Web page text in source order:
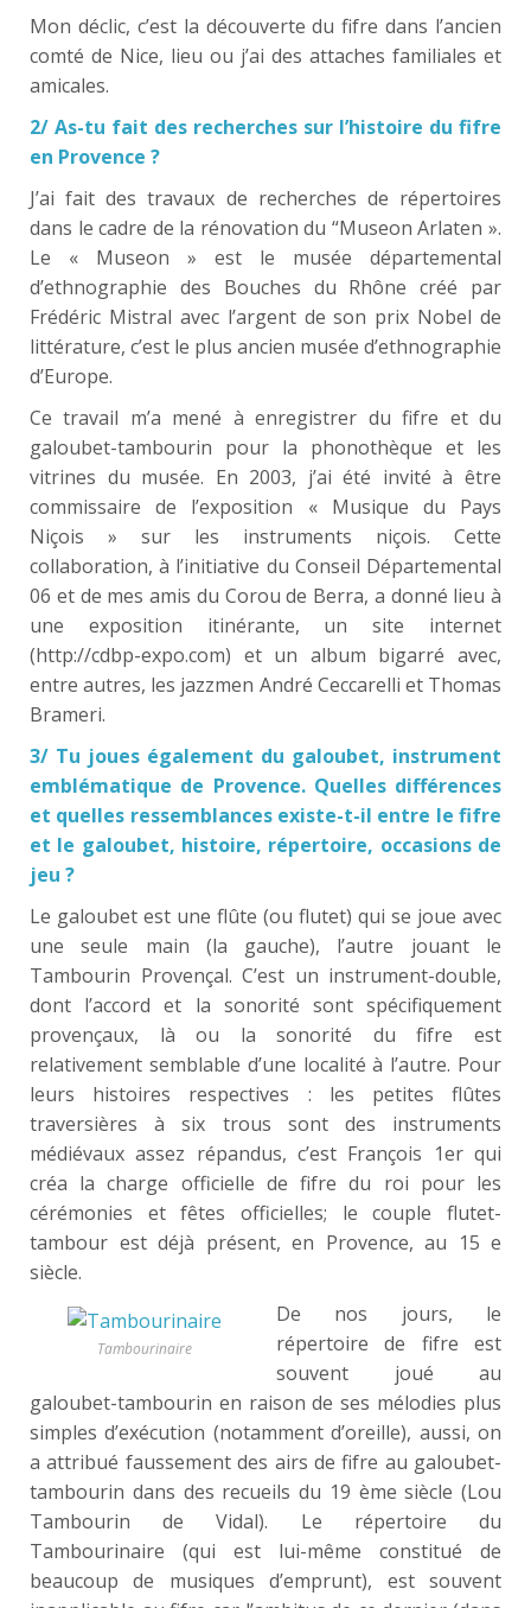
Mon déclic, c’est la découverte du fifre dans l’ancien
comté de Nice, lieu ou j’ai des attaches familiales et
amicales.
2/ As-tu fait des recherches sur l’histoire du fifre
en Provence ?
J’ai fait des travaux de recherches de répertoires
dans le cadre de la rénovation du “Museon Arlaten ».
Le « Museon » est le musée départemental
d’ethnographie des Bouches du Rhône créé par
Frédéric Mistral avec l’argent de son prix Nobel de
littérature, c’est le plus ancien musée d’ethnographie
d’Europe.
Ce travail m’a mené à enregistrer du fifre et du
galoubet-tambourin pour la phonothèque et les
vitrines du musée. En 2003, j’ai été invité à être
commissaire de l’exposition « Musique du Pays
Niçois » sur les instruments niçois. Cette
collaboration, à l’initiative du Conseil Départemental
06 et de mes amis du Corou de Berra, a donné lieu à
une exposition itinérante, un site internet
(http://cdbp-expo.com) et un album bigarré avec,
entre autres, les jazzmen André Ceccarelli et Thomas
Brameri.
3/ Tu joues également du galoubet, instrument
emblématique de Provence. Quelles différences
et quelles ressemblances existe-t-il entre le fifre
et le galoubet, histoire, répertoire, occasions de
jeu ?
Le galoubet est une flûte (ou flutet) qui se joue avec
une seule main (la gauche), l’autre jouant le
Tambourin Provençal. C’est un instrument-double,
dont l’accord et la sonorité sont spécifiquement
provençaux, là ou la sonorité du fifre est
relativement semblable d’une localité à l’autre. Pour
leurs histoires respectives : les petites flûtes
traversières à six trous sont des instruments
médiévaux assez répandus, c’est François 1er qui
créa la charge officielle de fifre du roi pour les
cérémonies et fêtes officielles; le couple flutet-
tambour est déjà présent, en Provence, au 15 e
siècle.
Tambourinaire
De nos jours, le
répertoire de fifre est
souvent joué au
galoubet-tambourin en raison de ses mélodies plus
simples d’exécution (notamment d’oreille), aussi, on
a attribué faussement des airs de fifre au galoubet-
tambourin dans des recueils du 19 ème siècle (Lou
Tambourin de Vidal). Le répertoire du
Tambourinaire (qui est lui-même constitué de
beaucoup de musiques d’emprunt), est souvent